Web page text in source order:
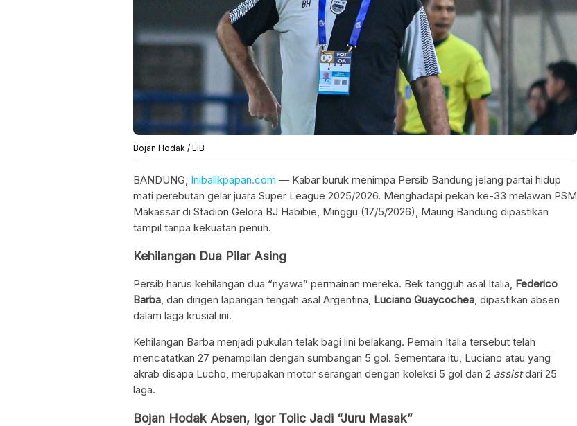
Bojan Hodak / LIB
BANDUNG, Inibalikpapan.com — Kabar buruk menimpa Persib Bandung jelang partai hidup
mati perebutan gelar juara Super League 2025/2026. Menghadapi pekan ke-33 melawan PSM
Makassar di Stadion Gelora BJ Habibie, Minggu (17/5/2026), Maung Bandung dipastikan
tampil tanpa kekuatan penuh.
Kehilangan Dua Pilar Asing
Persib harus kehilangan dua “nyawa” permainan mereka. Bek tangguh asal Italia, Federico
Barba, dan dirigen lapangan tengah asal Argentina, Luciano Guaycochea, dipastikan absen
dalam laga krusial ini.
Kehilangan Barba menjadi pukulan telak bagi lini belakang. Pemain Italia tersebut telah
mencatatkan 27 penampilan dengan sumbangan 5 gol. Sementara itu, Luciano atau yang
akrab disapa Lucho, merupakan motor serangan dengan koleksi 5 gol dan 2 assistdari 25
laga.
Bojan Hodak Absen, Igor Tolic Jadi “Juru Masak”